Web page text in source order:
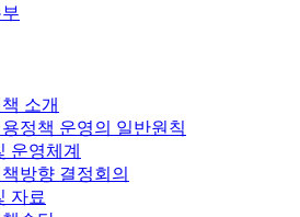
소개
정책 운영의 일반원칙
운영체계
방향 결정회의
자료